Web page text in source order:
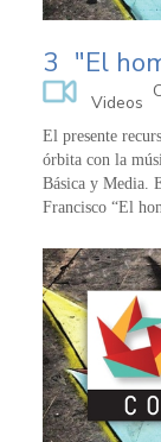
3 "El
Videos
El presente
órbita con la
Básica y Media.
Francisco “El